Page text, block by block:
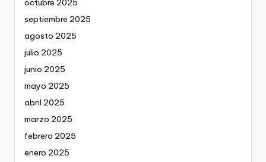
octubre 2025
septiembre 2025
agosto 2025
julio 2025
junio 2025
mayo 2025
abril 2025
marzo 2025
febrero 2025
enero 2025